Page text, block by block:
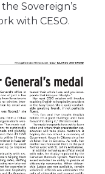
Sovereign’s
with CESO.